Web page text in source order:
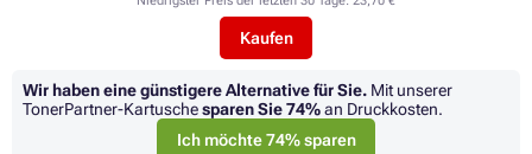
Kaufen
Wir haben eine günstigere Alternative für Sie. Mit unserer
TonerPartner-Kartuschesparen Sie74%an Druckkosten.
Ich möchte 74% sparen